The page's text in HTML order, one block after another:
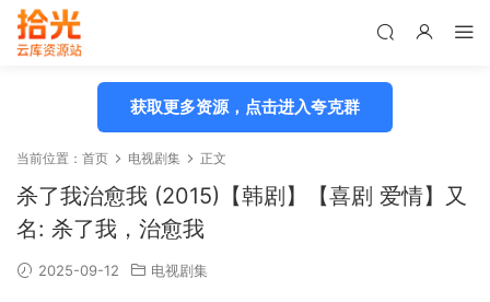
获取更多资源，点击进入夸克群
当前位置： 首页 电视剧集 正文
杀了我治愈我 (2015)【韩剧】【喜剧 爱情】又
名: 杀了我，治愈我
2025-09-12 电视剧集